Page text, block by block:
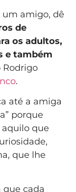
amigo, dê
de
os adultos,
e também
Rodrigo
.
até a amiga
porque
aquilo que
que lhe
que cada